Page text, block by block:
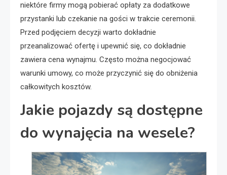
niektóre firmy mogą pobierać opłaty za dodatkowe
przystanki lub czekanie na gości w trakcie ceremonii.
Przed podjęciem decyzji warto dokładnie
przeanalizować ofertę i upewnić się, co dokładnie
zawiera cena wynajmu. Często można negocjować
warunki umowy, co może przyczynić się do obniżenia
całkowitych kosztów.
Jakie pojazdy są dostępne
do wynajęcia na wesele?